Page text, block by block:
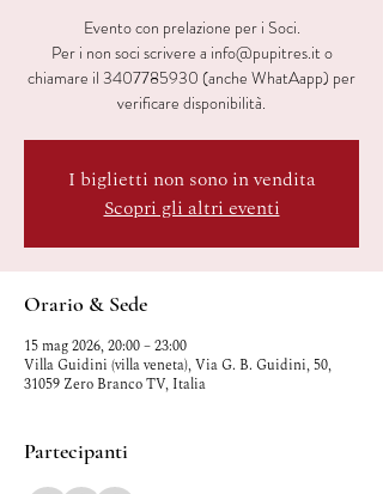
Evento con prelazione per i Soci.
Per i non soci scrivere a info@pupitres.it o
chiamare il 3407785930 (anche WhatAapp) per
verificare disponibilità.
I biglietti non sono in vendita
Scopri gli altri eventi
Orario & Sede
15 mag 2026, 20:00 – 23:00
Villa Guidini (villa veneta), Via G. B. Guidini, 50,
31059 Zero Branco TV, Italia
Partecipanti